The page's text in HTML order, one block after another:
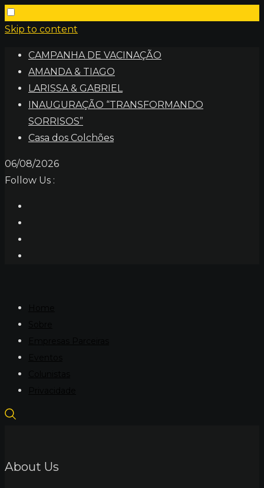
Skip to content
CAMPANHA DE VACINAÇÃO
AMANDA & TIAGO
LARISSA & GABRIEL
INAUGURAÇÃO “TRANSFORMANDO
SORRISOS”
Casa dos Colchões
06/08/2026
Follow Us :
About Us